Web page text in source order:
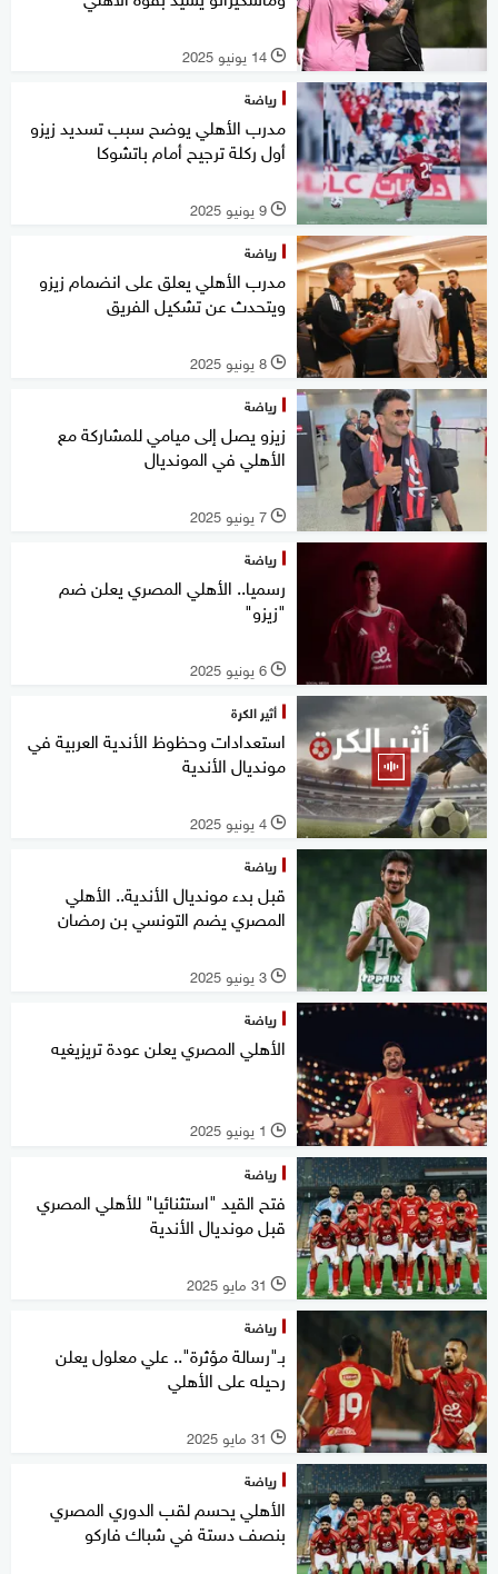
l 14 يونيو 2025
رياضة
مدرب الأهلي يوضح سبب تسديد زيزو
أول ركلة ترجيح أمام باتشوكا
l 9 يونيو 2025
رياضة
مدرب الأهلي يعلق على انضمام زيزو
ويتحدث عن تشكيل الفريق
l 8 يونيو 2025
رياضة
زيزو يصل إلى ميامي للمشاركة مع
الأهلي في المونديال
l 7 يونيو 2025
رياضة
رسميا.. الأهلي المصري يعلن ضم
"زيزو"
l 6 يونيو 2025
أثير الكرة
استعدادات وحظوظ الأندية العربية في
مونديال الأندية
l 4 يونيو 2025
رياضة
قبل بدء مونديال الأندية.. الأهلي
المصري يضم التونسي بن رمضان
l 3 يونيو 2025
رياضة
الأهلي المصري يعلن عودة تريزيغيه
l 1 يونيو 2025
رياضة
فتح القيد "استثنائيا" للأهلي المصري
قبل مونديال الأندية
l 31 مايو 2025
رياضة
بـ"رسالة مؤثرة".. علي معلول يعلن
رحيله على الأهلي
l 31 مايو 2025
رياضة
الأهلي يحسم لقب الدوري المصري
بنصف دستة في شباك فاركو